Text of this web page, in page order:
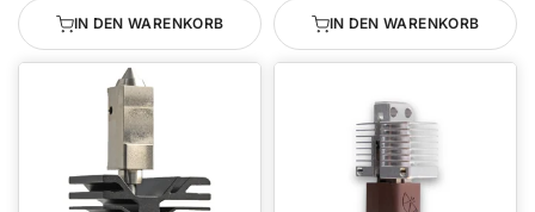
IN DEN WARENKORB IN DEN WARENKORB